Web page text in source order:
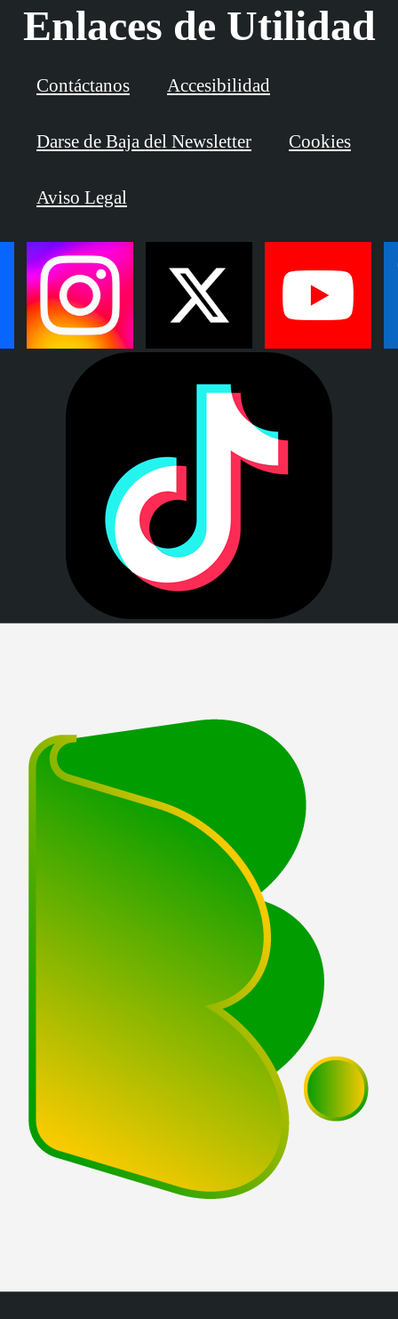
Enlaces de Utilidad
Contáctanos Accesibilidad
Darse de Baja del Newsletter Cookies
Aviso Legal